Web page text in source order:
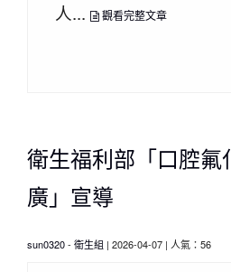
人...
觀看完整文章
衛生福利部「口腔氟
廣」宣導
sun0320- 衛生組 | 2026-04-07 | 人氣：56